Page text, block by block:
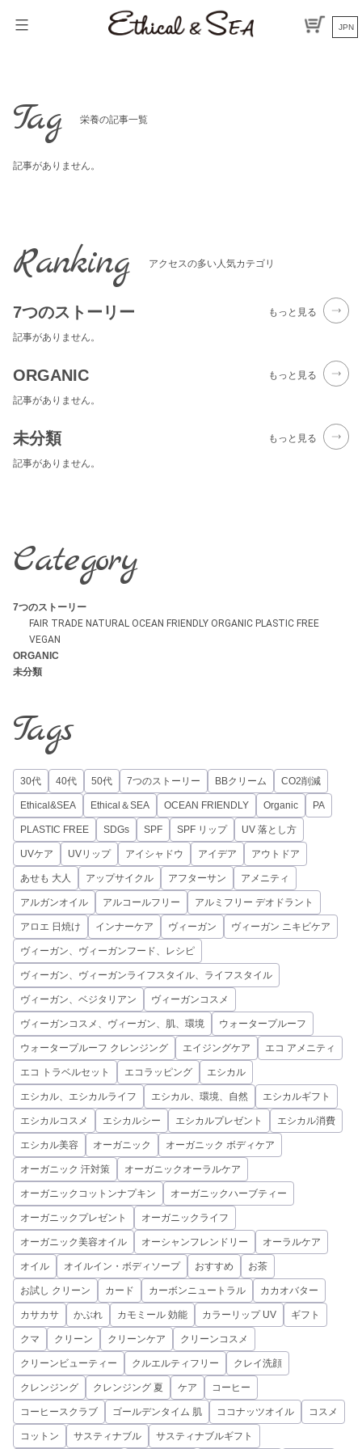
JPN
Tag 栄養の記事一覧
記事がありません。
Ranking アクセスの多い人気カテゴリ
7つのストーリー もっと見る
記事がありません。
ORGANIC もっと見る
記事がありません。
未分類 もっと見る
記事がありません。
Category
7つのストーリー
FAIR TRADE NATURAL OCEAN FRIENDLY ORGANIC PLASTIC FREE
VEGAN
ORGANIC
未分類
Tags
30代 40代 50代 7つのストーリー BBクリーム CO2削減
Ethical&SEA Ethical＆SEA OCEAN FRIENDLY Organic PA
PLASTIC FREE SDGs SPF SPF リップ UV 落とし方
UVケア UVリップ アイシャドウ アイデア アウトドア
あせも 大人 アップサイクル アフターサン アメニティ
アルガンオイル アルコールフリー アルミフリー デオドラント
アロエ 日焼け インナーケア ヴィーガン ヴィーガン ニキビケア
ヴィーガン、ヴィーガンフード、レシピ
ヴィーガン、ヴィーガンライフスタイル、ライフスタイル
ヴィーガン、ベジタリアン ヴィーガンコスメ
ヴィーガンコスメ、ヴィーガン、肌、環境 ウォータープルーフ
ウォータープルーフ クレンジング エイジングケア エコ アメニティ
エコ トラベルセット エコラッピング エシカル
エシカル、エシカルライフ エシカル、環境、自然 エシカルギフト
エシカルコスメ エシカルシー エシカルプレゼント エシカル消費
エシカル美容 オーガニック オーガニック ボディケア
オーガニック 汗対策 オーガニックオーラルケア
オーガニックコットンナプキン オーガニックハーブティー
オーガニックプレゼント オーガニックライフ
オーガニック美容オイル オーシャンフレンドリー オーラルケア
オイル オイルイン・ボディソープ おすすめ お茶
お試し クリーン カード カーボンニュートラル カカオバター
カサカサ かぶれ カモミール 効能 カラーリップ UV ギフト
クマ クリーン クリーンケア クリーンコスメ
クリーンビューティー クルエルティフリー クレイ洗顔
クレンジング クレンジング 夏 ケア コーヒー
コーヒースクラブ ゴールデンタイム 肌 ココナッツオイル コスメ
コットン サスティナブル サスティナブルギフト